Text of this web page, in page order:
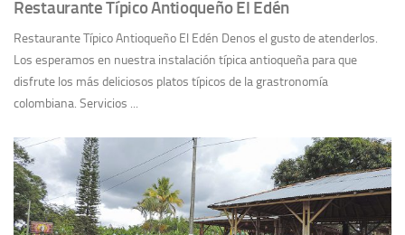
Restaurante Típico Antioqueño El Edén
Restaurante Típico Antioqueño El Edén Denos el gusto de atenderlos.
Los esperamos en nuestra instalación típica antioqueña para que
disfrute los más deliciosos platos típicos de la grastronomía
colombiana. Servicios ...